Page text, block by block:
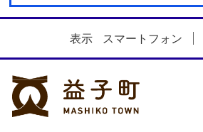
表示 スマートフォン